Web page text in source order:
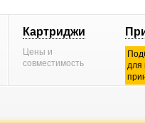
Картриджи
Цены и
совместимость
для